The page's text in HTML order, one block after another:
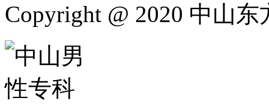
Copyright @ 2020 中山